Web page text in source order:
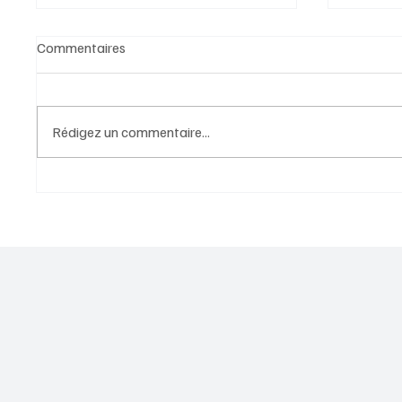
Commentaires
Rédigez un commentaire...